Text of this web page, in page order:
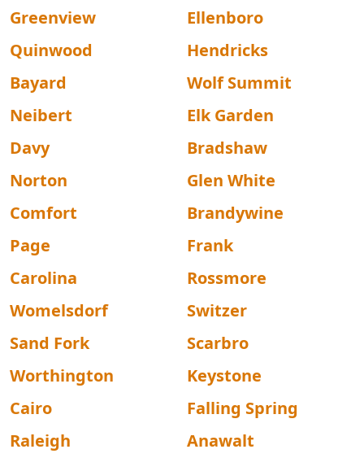
Greenview
Ellenboro
Quinwood
Hendricks
Bayard
Wolf Summit
Neibert
Elk Garden
Davy
Bradshaw
Norton
Glen White
Comfort
Brandywine
Page
Frank
Carolina
Rossmore
Womelsdorf
Switzer
Sand Fork
Scarbro
Worthington
Keystone
Cairo
Falling Spring
Raleigh
Anawalt